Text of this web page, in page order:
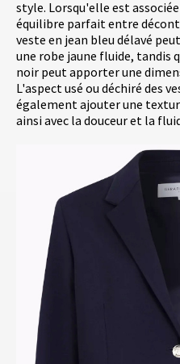
style. Lorsqu'elle est
équilibre parfait entre
veste en jean bleu délavé
une robe jaune fluide, tandis
noir peut apporter une
L'aspect usé ou déchiré des
également ajouter une
ainsi avec la douceur et la